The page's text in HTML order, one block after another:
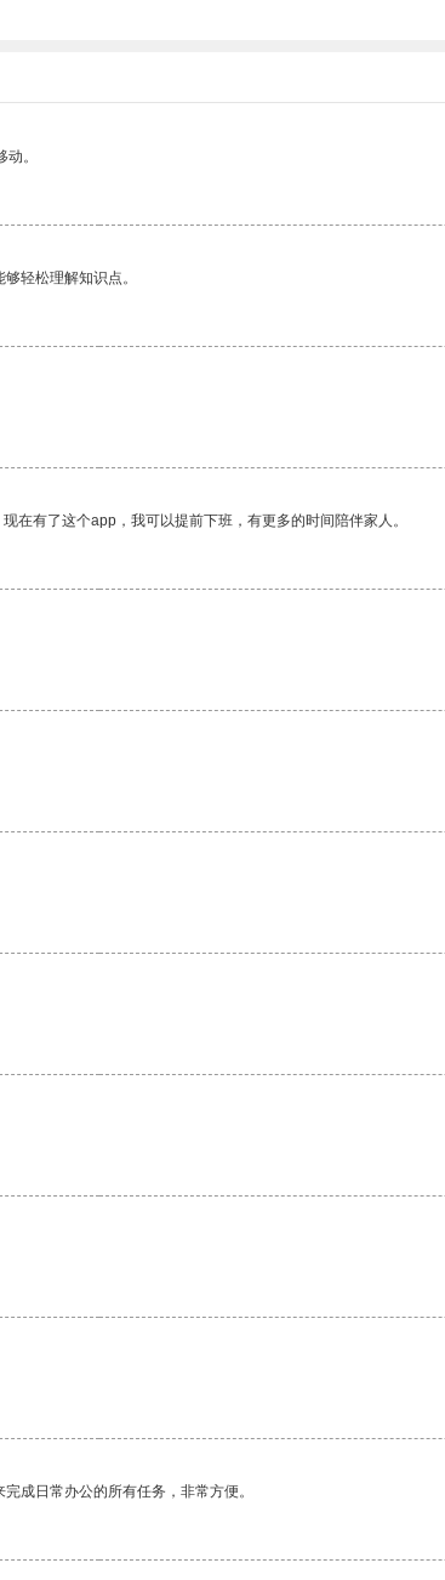
。
轻松理解知识点。
在有了这个app，我可以提前下班，有更多的时间陪伴家人。
成日常办公的所有任务，非常方便。